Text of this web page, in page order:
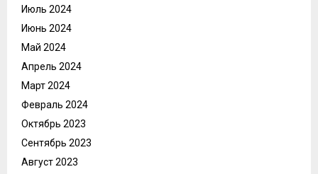
Июль 2024
Июнь 2024
Май 2024
Апрель 2024
Март 2024
Февраль 2024
Октябрь 2023
Сентябрь 2023
Август 2023